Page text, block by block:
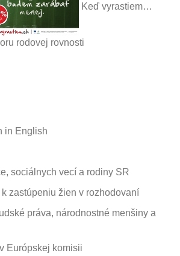
Keď vyrastiem…
rodovej rovnosti
in English
sociálnych vecí a rodiny SR
zastúpeniu žien v rozhodovaní
práva, národnostné menšiny a
Európskej komisii